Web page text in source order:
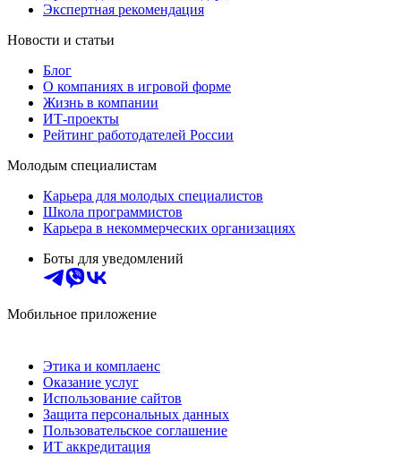
Экспертная рекомендация
Новости и статьи
Блог
О компаниях в игровой форме
Жизнь в компании
ИТ-проекты
Рейтинг работодателей России
Молодым специалистам
Карьера для молодых специалистов
Школа программистов
Карьера в некоммерческих организациях
Боты для уведомлений
Мобильное приложение
Этика и комплаенс
Оказание услуг
Использование сайтов
Защита персональных данных
Пользовательское соглашение
ИТ аккредитация